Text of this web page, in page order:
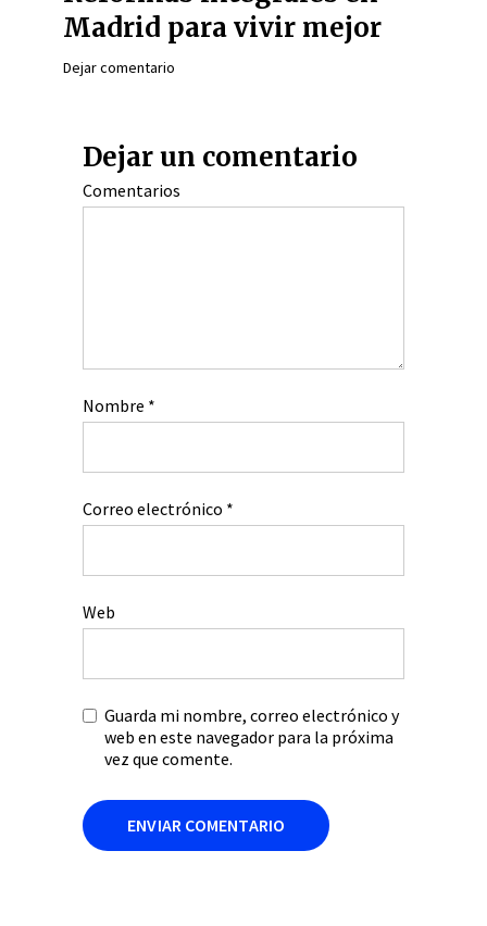
Madrid para vivir mejor
Dejar comentario
Dejar un comentario
Comentarios
Nombre *
Correo electrónico *
Web
Guarda mi nombre, correo electrónico y
web en este navegador para la próxima
vez que comente.